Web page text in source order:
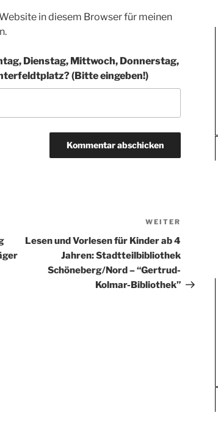
in diesem Browser für meinen
Dienstag, Mittwoch, Donnerstag,
(Bitte eingeben!)
WEITER
Lesen und Vorlesen für Kinder ab 4
Jahren: Stadtteilbibliothek
Schöneberg/Nord – “Gertrud-
Kolmar-Bibliothek”